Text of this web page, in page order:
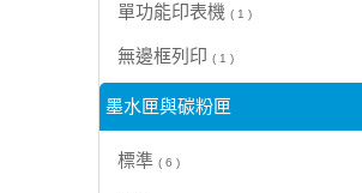
單功能印表機 ( 1 )
無邊框列印 ( 1 )
墨水匣與碳粉匣
標準 ( 6 )